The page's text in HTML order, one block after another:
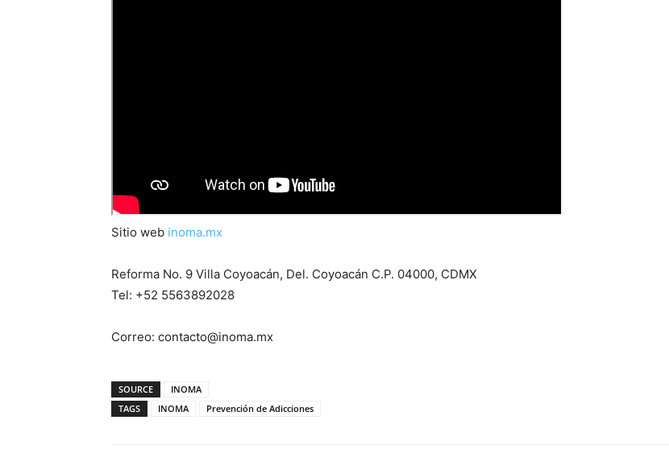
Sitio web inoma.mx
Reforma No. 9 Villa Coyoacán, Del. Coyoacán C.P. 04000, CDMX
Tel: +52 5563892028
Correo: contacto@inoma.mx
SOURCE
INOMA
TAGS
INOMA Prevención de Adicciones